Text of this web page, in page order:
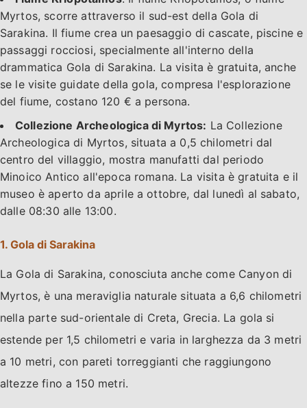
Myrtos, scorre attraverso il sud-est della Gola di
Sarakina. Il fiume crea un paesaggio di cascate, piscine e
passaggi rocciosi, specialmente all'interno della
drammatica Gola di Sarakina. La visita è gratuita, anche
se le visite guidate della gola, compresa l'esplorazione
del fiume, costano 120 € a persona.
Collezione Archeologica di Myrtos: La Collezione
Archeologica di Myrtos, situata a 0,5 chilometri dal
centro del villaggio, mostra manufatti dal periodo
Minoico Antico all'epoca romana. La visita è gratuita e il
museo è aperto da aprile a ottobre, dal lunedì al sabato,
dalle 08:30 alle 13:00.
1. Gola di Sarakina
La Gola di Sarakina, conosciuta anche come Canyon di
Myrtos, è una meraviglia naturale situata a 6,6 chilometri
nella parte sud-orientale di Creta, Grecia. La gola si
estende per 1,5 chilometri e varia in larghezza da 3 metri
a 10 metri, con pareti torreggianti che raggiungono
altezze fino a 150 metri.